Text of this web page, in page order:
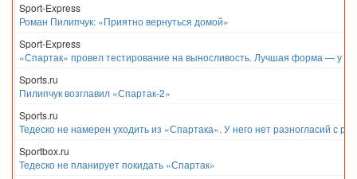
Sport-Express
Роман Пилипчук: «Приятно вернуться домой»
Sport-Express
«Спартак» провел тестирование на выносливость. Лучшая форма — у
Sports.ru
Пилипчук возглавил «Спартак-2»
Sports.ru
Тедеско не намерен уходить из «Спартака». У него нет разногласий с
Sportbox.ru
Тедеско не планирует покидать «Спартак»